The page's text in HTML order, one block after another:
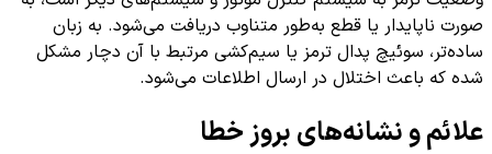
صورت ناپایدار یا قطع به‌طور متناوب دریافت می‌شود. به زبان
ساده‌تر، سوئیچ پدال ترمز یا سیم‌کشی مرتبط با آن دچار مشکل
شده که باعث اختلال در ارسال اطلاعات می‌شود.
علائم و نشانه‌های بروز خطا